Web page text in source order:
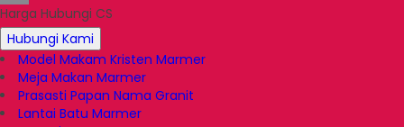
Email
Harga Hubungi CS
Hubungi Kami
Model Makam Kristen Marmer
Meja Makan Marmer
Prasasti Papan Nama Granit
Lantai Batu Marmer